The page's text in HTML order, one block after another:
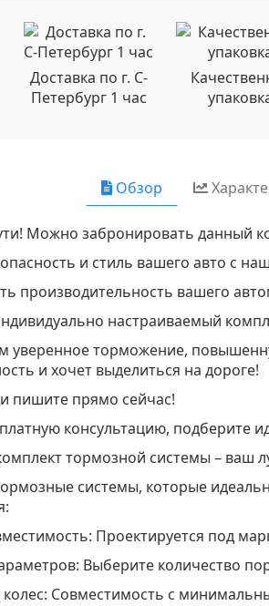
Доставка по г. С-
Петербург 1 час
Обзор
Можно забронировать данный
и стиль вашего авто с
производительность вашего
настраиваемый
уверенное торможение,
и хочет выделиться на дороге!
пишите прямо сейчас!
консультацию, подберите
тормозной системы – ваш
системы, которые
Проектируется под
Выберите количество
Совместимость с